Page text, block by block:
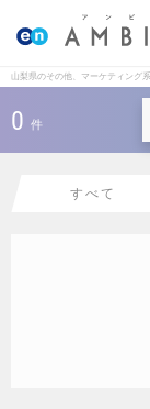
山梨県のその他、マーケティング
0 件
すべて